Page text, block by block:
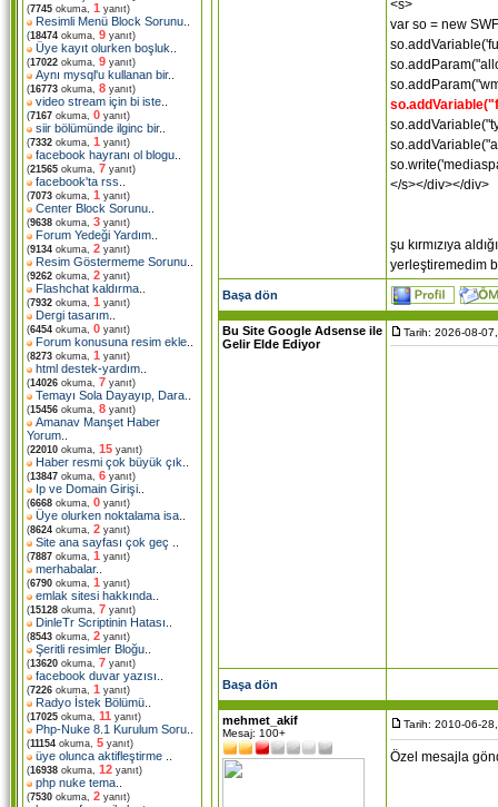
(7745 okuma, 1 yanıt)
Resimli Menü Block Sorunu
(18474 okuma, 9 yanıt)
Üye kayıt olurken boşluk
(17022 okuma, 9 yanıt)
Aynı mysql'u kullanan bir..
(16773 okuma, 8 yanıt)
video stream için bi iste
(7167 okuma, 0 yanıt)
siir bölümünde ilginc bir..
(7332 okuma, 1 yanıt)
facebook hayranı ol blogu
(21565 okuma, 7 yanıt)
facebook'ta rss
(7073 okuma, 1 yanıt)
Center Block Sorunu
(9638 okuma, 3 yanıt)
Forum Yedeği Yardım
(9134 okuma, 2 yanıt)
Resim Göstermeme Sorunu
(9262 okuma, 2 yanıt)
Flashchat kaldırma
(7932 okuma, 1 yanıt)
Dergi tasarım
(6454 okuma, 0 yanıt)
Forum konusuna resim ekle
(8273 okuma, 1 yanıt)
html destek-yardım
(14026 okuma, 7 yanıt)
Temayı Sola Dayayıp, Dara
(15456 okuma, 8 yanıt)
Amanav Manşet Haber
Yorum
(22010 okuma, 15 yanıt)
Haber resmi çok büyük çık
(13847 okuma, 6 yanıt)
Ip ve Domain Girişi
(6668 okuma, 0 yanıt)
Üye olurken noktalama isa
(8624 okuma, 2 yanıt)
Site ana sayfası çok geç
(7887 okuma, 1 yanıt)
merhabalar..
(6790 okuma, 1 yanıt)
emlak sitesi hakkında
(15128 okuma, 7 yanıt)
DinleTr Scriptinin Hatası
(8543 okuma, 2 yanıt)
Şeritli resimler Bloğu
(13620 okuma, 7 yanıt)
facebook duvar yazısı
(7226 okuma, 1 yanıt)
Radyo İstek Bölümü
(17025 okuma, 11 yanıt)
Php-Nuke 8.1 Kurulum Soru
(11154 okuma, 5 yanıt)
üye olunca aktifleştirme
(16938 okuma, 12 yanıt)
php nuke tema
(7530 okuma, 2 yanıt)
<s>
var so = new
</s></div></div>
şu kırmızıya
yerleştiremedim
Başa dön
Bu Site Google Adsense ile
Gelir Elde Ediyor
Tarih: 2026-08-
Başa dön
mehmet_akif
Mesaj: 100+
Tarih: 2010-06-
Özel mesajla